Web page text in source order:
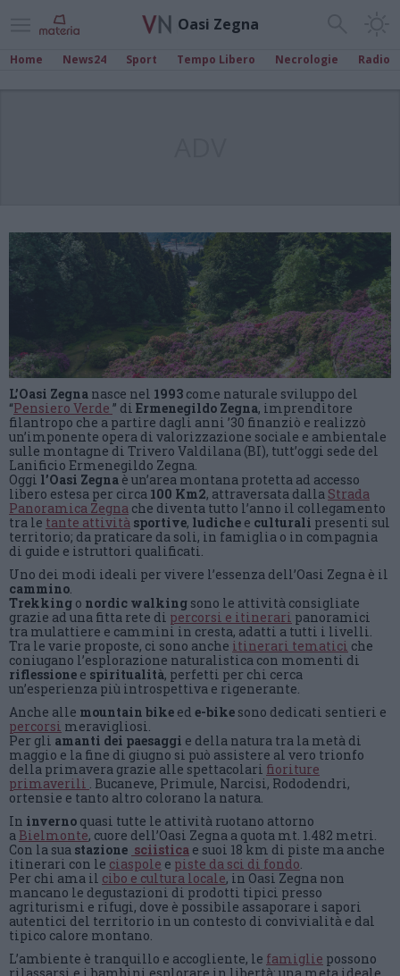
Oasi Zegna
Home News24 Sport Tempo Libero Necrologie Radio
L’Oasi Zegna nasce nel 1993 come naturale sviluppo del
“Pensiero Verde ” di Ermenegildo Zegna, imprenditore
filantropo che a partire dagli anni ’30 finanziò e realizzò
un’imponente opera di valorizzazione sociale e ambientale
sulle montagne di Trivero Valdilana (BI), tutt’oggi sede del
Lanificio Ermenegildo Zegna.
Oggi l’Oasi Zegna è un’area montana protetta ad accesso
libero estesa per circa 100 Km2, attraversata dalla Strada
Panoramica Zegna che diventa tutto l’anno il collegamento
tra le tante attività sportive, ludiche e culturali presenti sul
territorio; da praticare da soli, in famiglia o in compagnia
di guide e istruttori qualificati.
Uno dei modi ideali per vivere l’essenza dell’Oasi Zegna è il
cammino.
Trekking o nordic walking sono le attività consigliate
grazie ad una fitta rete di percorsi e itinerari panoramici
tra mulattiere e cammini in cresta, adatti a tutti i livelli.
Tra le varie proposte, ci sono anche itinerari tematici che
coniugano l’esplorazione naturalistica con momenti di
riflessione e spiritualità, perfetti per chi cerca
un’esperienza più introspettiva e rigenerante.
Anche alle mountain bike ed e-bike sono dedicati sentieri e
percorsi meravigliosi.
Per gli amanti dei paesaggi e della natura tra la metà di
maggio e la fine di giugno si può assistere al vero trionfo
della primavera grazie alle spettacolari fioriture
primaverili . Bucaneve, Primule, Narcisi, Rododendri,
ortensie e tanto altro colorano la natura.
In inverno quasi tutte le attività ruotano attorno
a Bielmonte, cuore dell’Oasi Zegna a quota mt. 1.482 metri.
Con la sua stazione sciistica e suoi 18 km di piste ma anche
itinerari con le ciaspole e piste da sci di fondo.
Per chi ama il cibo e cultura locale, in Oasi Zegna non
mancano le degustazioni di prodotti tipici presso
agriturismi e rifugi, dove è possibile assaporare i sapori
autentici del territorio in un contesto di convivialità e dal
tipico calore montano.
L’ambiente è tranquillo e accogliente, le famiglie possono